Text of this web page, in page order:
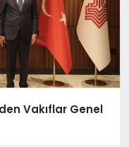
Vakıflar Genel